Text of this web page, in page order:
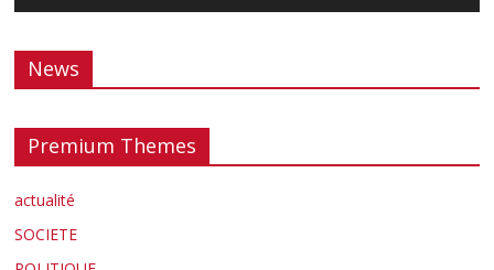
News
Premium Themes
actualité
SOCIETE